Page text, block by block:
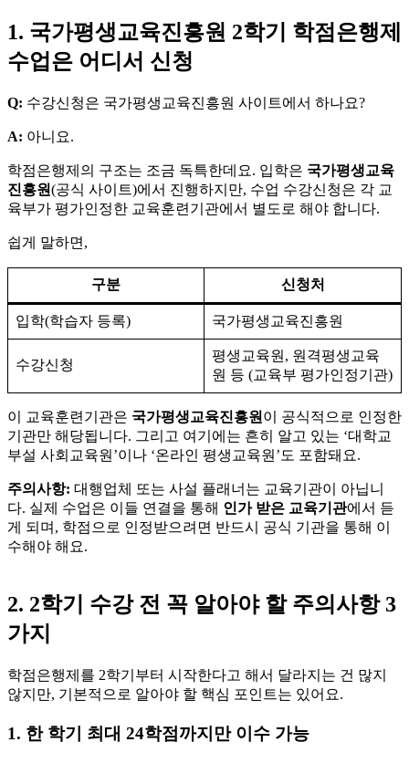
1. 국가평생교육진흥원 2학기 학점은행제
수업은 어디서 신청
Q: 수강신청은 국가평생교육진흥원 사이트에서 하나요?
A: 아니요.
학점은행제의 구조는 조금 독특한데요. 입학은 국가평생교육
진흥원(공식 사이트)에서 진행하지만, 수업 수강신청은 각 교
육부가 평가인정한 교육훈련기관에서 별도로 해야 합니다.
쉽게 말하면,
구분 신청처
입학(학습자 등록) 국가평생교육진흥원
수강신청
평생교육원, 원격평생교육
원 등 (교육부 평가인정기관)
이 교육훈련기관은 국가평생교육진흥원 이 공식적으로 인정한
기관만 해당됩니다. 그리고 여기에는 흔히 알고 있는 ‘대학교
부설 사회교육원’이나 ‘온라인 평생교육원’도 포함돼요.
주의사항: 대행업체 또는 사설 플래너는 교육기관이 아닙니
다. 실제 수업은 이들 연결을 통해 인가 받은 교육기관에서 듣
게 되며, 학점으로 인정받으려면 반드시 공식 기관을 통해 이
수해야 해요.
2. 2학기 수강 전 꼭 알아야 할 주의사항 3
가지
학점은행제를 2학기부터 시작한다고 해서 달라지는 건 많지
않지만, 기본적으로 알아야 할 핵심 포인트는 있어요.
1. 한 학기 최대 24학점까지만 이수 가능